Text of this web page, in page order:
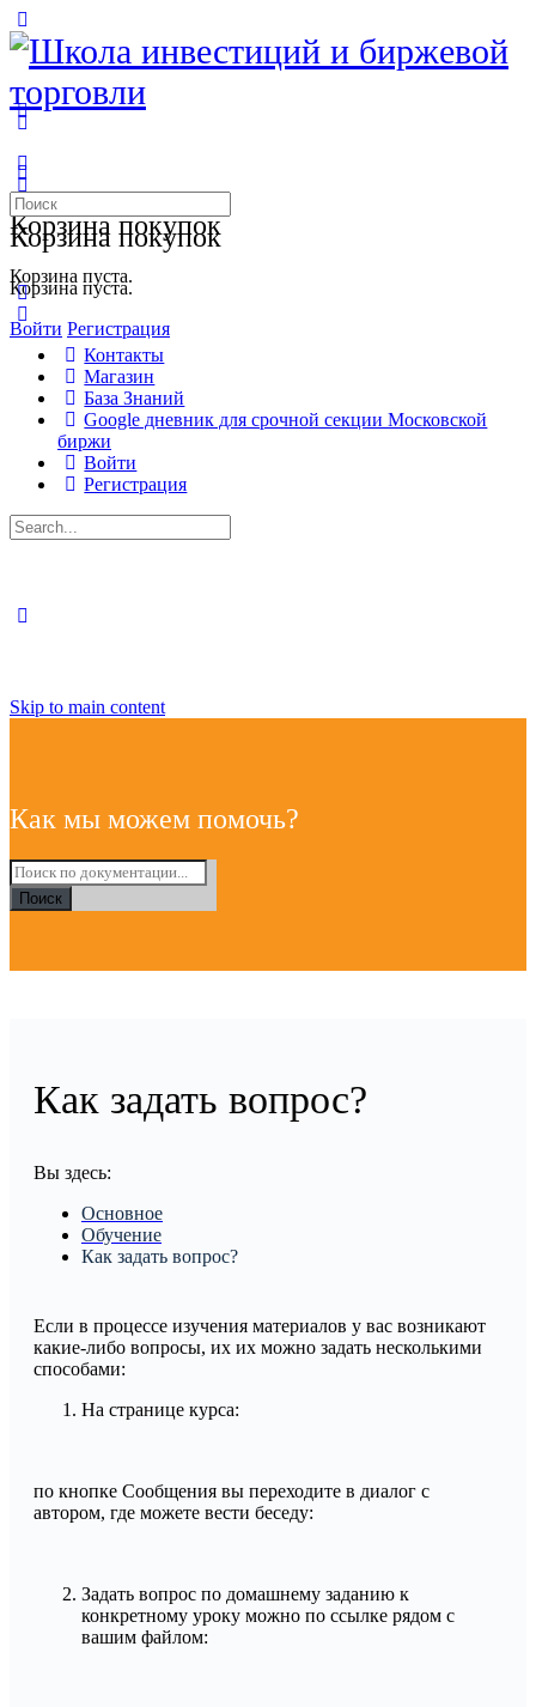
Side
Panel
Корзина покупок
Корзина пуста.
Войти Регистрация
Корзина покупок
Корзина пуста.
Искать:
Контакты
Магазин
База Знаний
Google дневник для срочной секции Московской
биржи
Войти
Регистрация
Искать:
Skip to main content
Как мы можем помочь?
Поиск
Как задать вопрос?
Вы здесь:
Основное
Обучение
Как задать вопрос?
Если в процессе изучения материалов у вас возникают
какие-либо вопросы, их их можно задать несколькими
способами:
На странице курса:
по кнопке Сообщения вы переходите в диалог с
автором, где можете вести беседу:
Задать вопрос по домашнему заданию к
конкретному уроку можно по ссылке рядом с
вашим файлом: